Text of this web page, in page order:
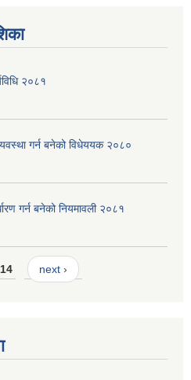
२०८१
गर्न बनेको विधेययक २०८०
गर्न बनेको नियमावली २०८१
next ›